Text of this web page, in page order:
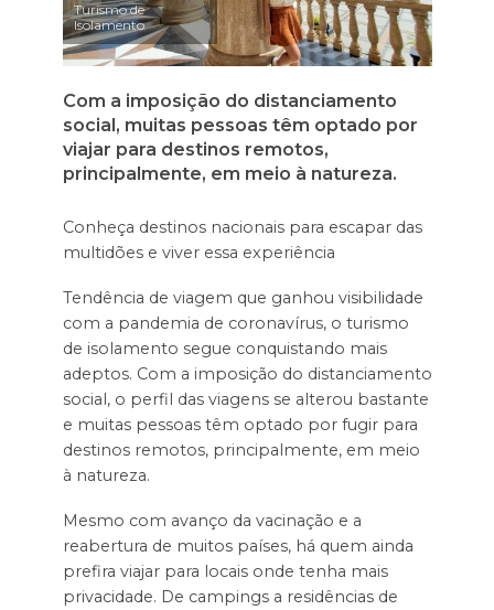
Turismo de
Isolamento
Com a imposição do distanciamento
social, muitas pessoas têm optado por
viajar para destinos remotos,
principalmente, em meio à natureza.
Conheça destinos nacionais para escapar das
multidões e viver essa experiência
Tendência de viagem que ganhou visibilidade
com a pandemia de coronavírus, o turismo
de isolamento segue conquistando mais
adeptos. Com a imposição do distanciamento
social, o perfil das viagens se alterou bastante
e muitas pessoas têm optado por fugir para
destinos remotos, principalmente, em meio
à natureza.
Mesmo com avanço da vacinação e a
reabertura de muitos países, há quem ainda
prefira viajar para locais onde tenha mais
privacidade. De campings a residências de